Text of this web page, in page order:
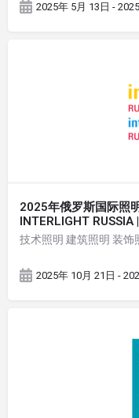
2025年 5月 13日 -
2025年俄罗斯国际照
INTERLIGHT RUSSIA
技术照明 建筑照明 装饰
2025年 10月 21日 -